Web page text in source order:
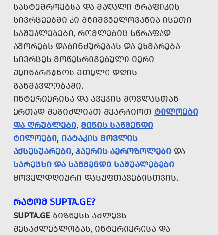
ᲡᲐᲡᲢᲣᲛᲠᲝᲔᲑᲡᲐ ᲓᲐ ᲛᲐᲦᲐᲚᲘ ᲢᲠᲐᲤᲘᲙᲘᲡ
ᲡᲘᲕᲠᲪᲔᲔᲑᲨᲘ ᲙᲘ ᲛᲜᲘᲨᲕᲜᲔᲚᲝᲕᲐᲜᲘᲐ ᲘᲡᲔᲗᲘ
ᲡᲐᲨᲣᲐᲚᲔᲑᲔᲑᲘ, ᲠᲝᲛᲚᲔᲑᲘᲪ ᲡᲬᲠᲐᲤᲐᲓ
ᲐᲨᲝᲠᲔᲑᲡ ᲓᲐᲑᲘᲜᲫᲣᲠᲔᲑᲐᲡ ᲓᲐ ᲔᲮᲛᲐᲠᲔᲑᲐ
ᲡᲘᲕᲠᲪᲔᲡ ᲛᲝᲬᲔᲡᲠᲘᲒᲔᲑᲣᲚᲘ ᲘᲔᲠᲘ
ᲨᲔᲘᲜᲐᲠᲩᲣᲜᲝᲡ ᲛᲗᲔᲚᲘ ᲓᲦᲘᲡ
ᲒᲐᲜᲛᲐᲕᲚᲝᲑᲐᲨᲘ.
ᲘᲜᲢᲔᲠᲘᲔᲠᲘᲡᲐ ᲓᲐ ᲐᲕᲔᲯᲘᲡ ᲛᲝᲕᲚᲐᲡᲗᲐᲜ
ᲔᲠᲗᲐᲓ ᲨᲔᲒᲘᲫᲚᲘᲐᲗ ᲨᲔᲐᲠᲩᲘᲝᲗ ᲢᲘᲚᲝᲔᲑᲘ
ᲓᲐ ᲦᲠᲣᲑᲚᲔᲑᲘ, ᲛᲘᲜᲘᲡ ᲡᲐᲬᲛᲔᲜᲓᲘ
ᲢᲘᲚᲝᲔᲑᲘ, ᲘᲐᲢᲐᲙᲘᲡ ᲛᲝᲕᲚᲘᲡ
ᲐᲥᲡᲔᲡᲣᲐᲠᲔᲑᲘ, ᲰᲐᲔᲠᲘᲡ ᲐᲔᲠᲝᲖᲝᲚᲔᲑᲘ ᲓᲐ
ᲡᲐᲠᲔᲪᲮᲘ ᲓᲐ ᲡᲐᲬᲛᲔᲜᲓᲘ ᲡᲐᲨᲣᲐᲚᲔᲑᲔᲑᲘ
ᲧᲝᲕᲔᲚᲓᲦᲘᲣᲠᲘ ᲓᲐᲡᲣᲤᲗᲐᲕᲔᲑᲘᲡᲗᲕᲘᲡ.
ᲠᲐᲢᲝᲛ SUPTA.GE?
SUPTA.GE ᲑᲘᲖᲜᲔᲡᲡ ᲐᲫᲚᲔᲕᲡ
ᲨᲔᲡᲐᲫᲚᲔᲑᲚᲝᲑᲐᲡ, ᲘᲜᲢᲔᲠᲘᲔᲠᲘᲡᲐ ᲓᲐ